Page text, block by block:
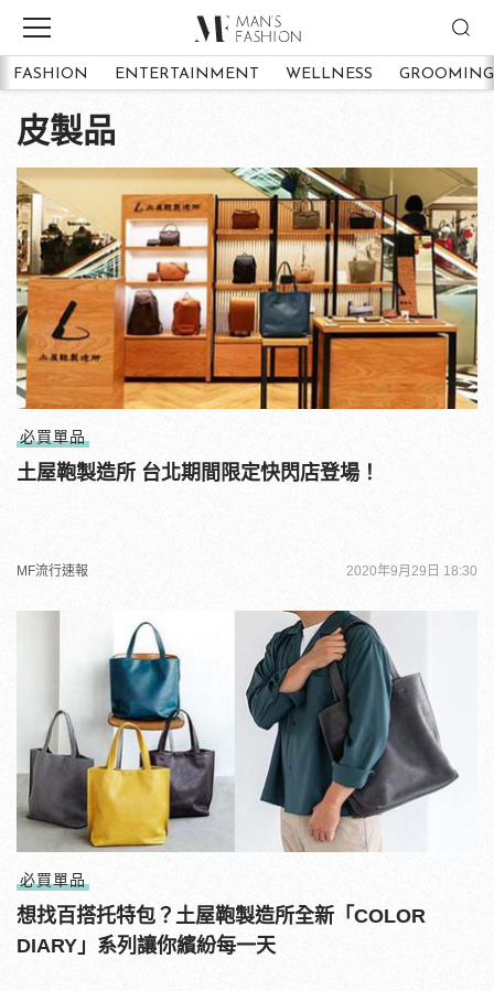
FASHION ENTERTAINMENT WELLNESS GROOMING
皮製品
必買單品
土屋鞄製造所 台北期間限定快閃店登場！
MF流行速報 2020年9月29日 18:30
必買單品
想找百搭托特包？土屋鞄製造所全新「COLOR
DIARY」系列讓你繽紛每一天